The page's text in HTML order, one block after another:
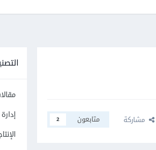
مشاركة متابعون 2